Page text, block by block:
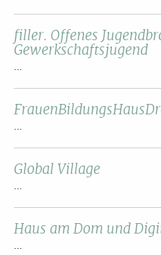
filler. Offenes
Gewerkschaftsjugend
...
...
Global Village
...
Haus am Dom und
...